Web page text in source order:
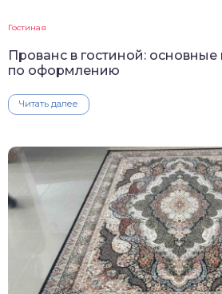
Гостиная
Прованс в гостиной: основные
по оформлению
Читать далее